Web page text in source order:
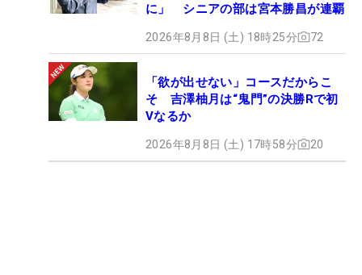
に」 シニアの部は宮本勝昌が連覇
2026年8月8日 (土) 18時25分 72
「欲が出せない」コースだからこ
そ 吉澤柚月は“鬼門”の決勝Rで初
Vなるか
2026年8月8日 (土) 17時58分 20